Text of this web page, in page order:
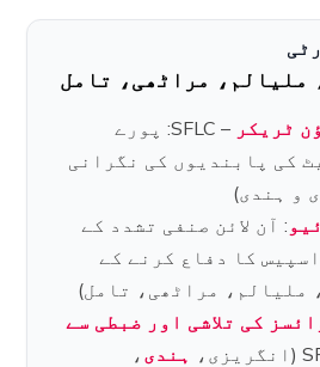
ملیالم، مراٹھی، تامل
ٹریکر
– SFLC: پورے
کی پابندیوں کی نگرانی
و ہندی)
: آن لائن صنفی تشدد کے
کا دفاع کرنے کے
ملیالم، مراٹھی، تامل)
کی تلاشی اور ضبطی سے
ہندی ،